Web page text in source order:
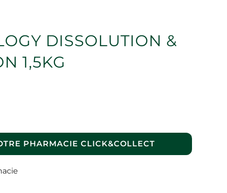
DISSOLUTION &
1,5KG
PHARMACIE CLICK&COLLECT